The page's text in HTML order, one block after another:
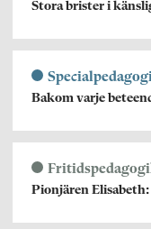
Stora brister i
Bakom varje
Pionjären